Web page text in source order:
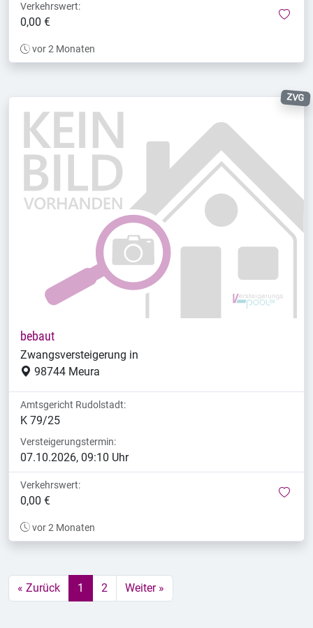
Verkehrswert:
0,00 €
vor 2 Monaten
ZVG
bebaut
Zwangsversteigerung in
98744 Meura
Amtsgericht Rudolstadt:
K 79/25
Versteigerungstermin:
07.10.2026, 09:10 Uhr
Verkehrswert:
0,00 €
vor 2 Monaten
« Zurück 1 2 Weiter »